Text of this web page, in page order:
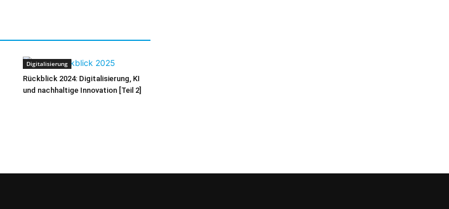
Digitalisierung
Rückblick 2024: Digitalisierung, KI
und nachhaltige Innovation [Teil 2]